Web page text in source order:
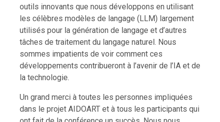
outils innovants que nous développons en utilisant
les célèbres modèles de langage (LLM) largement
utilisés pour la génération de langage et d’autres
tâches de traitement du langage naturel. Nous
sommes impatients de voir comment ces
développements contribueront à l’avenir de l’IA et de
la technologie.
Un grand merci à toutes les personnes impliquées
dans le projet AIDOART et à tous les participants qui